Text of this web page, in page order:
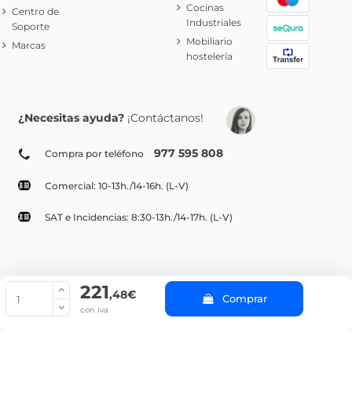
221,48€
con iva
Comprar
Centro de
Soporte
Marcas
Cocinas
Industriales
Mobiliario
hostelería
¿Necesitas ayuda? ¡Contáctanos!
Compra por teléfono 977 595 808
Comercial: 10-13h./14-16h. (L-V)
SAT e Incidencias: 8:30-13h./14-17h. (L-V)
© Copyright 2022 PepeBar.com |
Aviso legal y
Condiciones generales de compra |